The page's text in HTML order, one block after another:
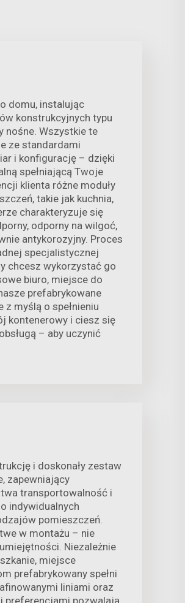
domu, instalując
konstrukcyjnych typu
nośne. Wszystkie te
ze standardami
i konfigurację – dzięki
spełniającą Twoje
klienta różne moduły
takie jak kuchnia,
charakteryzuje się
odporny na wilgoć,
antykorozyjny. Proces
specjalistycznej
chcesz wykorzystać go
biuro, miejsce do
prefabrykowane
myślą o spełnieniu
kontenerowy i ciesz się
– aby uczynić
i doskonały zestaw
zapewniający
transportowalność i
indywidualnych
pomieszczeń.
w montażu – nie
Niezależnie
miejsce
prefabrykowany spełni
liniami oraz
preferencjami pozwalają